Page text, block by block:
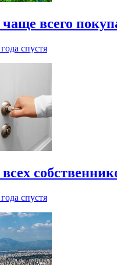
чаще всего
спустя
спустя